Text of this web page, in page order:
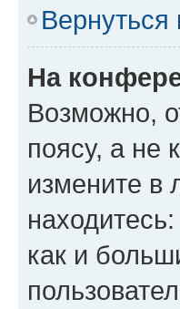
Вернуться
На
Возможно,
поясу, а не
измените в
как и